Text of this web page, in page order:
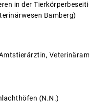
in der
Bamberg)
(N.N.)